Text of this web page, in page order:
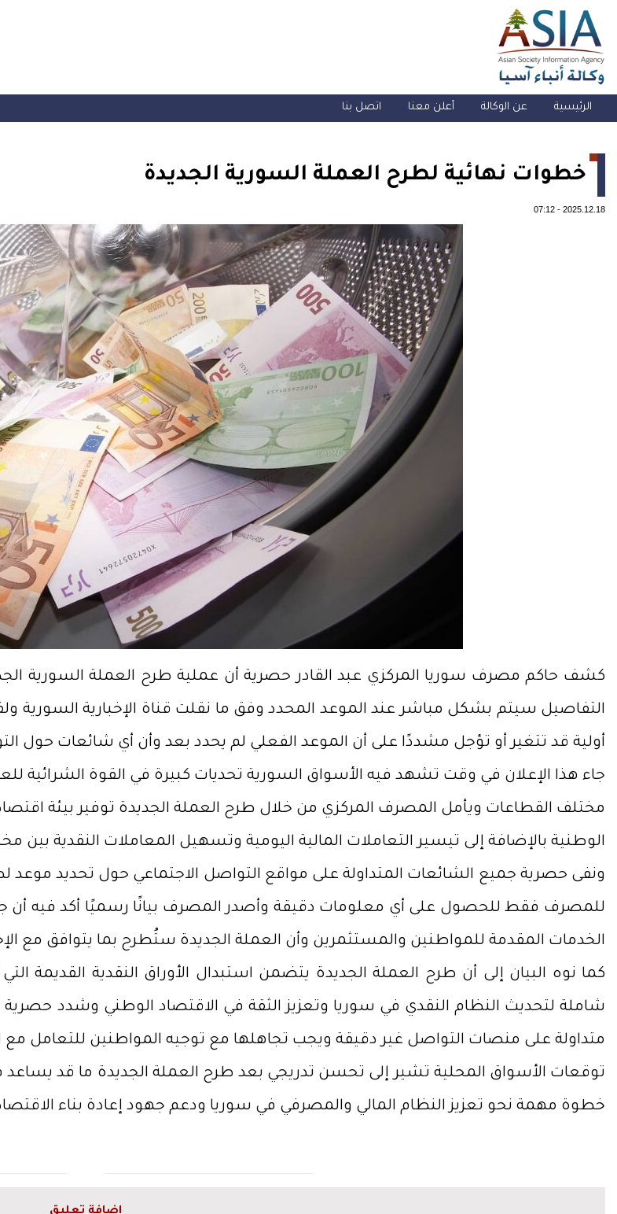
الرئيسية عن الوكالة أعلن معنا اتصل بنا
خطوات نهائية لطرح العملة السورية الجديدة
2025.12.18
-
07:12
كشف حاكم مصرف سوريا المركزي عبد القادر حصرية أن عملية طرح العملة السورية
التفاصيل سيتم بشكل مباشر عند الموعد المحدد وفق ما نقلت قناة الإخبارية السورية
أولية قد تتغير أو تؤجل مشددًا على أن الموعد الفعلي لم يحدد بعد وأن أي شائعات حول
جاء هذا الإعلان في وقت تشهد فيه الأسواق السورية تحديات كبيرة في القوة الشرائية
مختلف القطاعات ويأمل المصرف المركزي من خلال طرح العملة الجديدة توفير بيئة
الوطنية بالإضافة إلى تيسير التعاملات المالية اليومية وتسهيل المعاملات النقدية بين
ونفى حصرية جميع الشائعات المتداولة على مواقع التواصل الاجتماعي حول تحديد موعد
للمصرف فقط للحصول على أي معلومات دقيقة وأصدر المصرف بيانًا رسميًا أكد فيه أن
الخدمات المقدمة للمواطنين والمستثمرين وأن العملة الجديدة ستُطرح بما يتوافق مع
كما نوه البيان إلى أن طرح العملة الجديدة يتضمن استبدال الأوراق النقدية
شاملة لتحديث النظام النقدي في سوريا وتعزيز الثقة في الاقتصاد الوطني وشدد
متداولة على منصات التواصل غير دقيقة ويجب تجاهلها مع توجيه المواطنين للتعامل
توقعات الأسواق المحلية تشير إلى تحسن تدريجي بعد طرح العملة الجديدة ما قد
خطوة مهمة نحو تعزيز النظام المالي والمصرفي في سوريا ودعم جهود إعادة بناء